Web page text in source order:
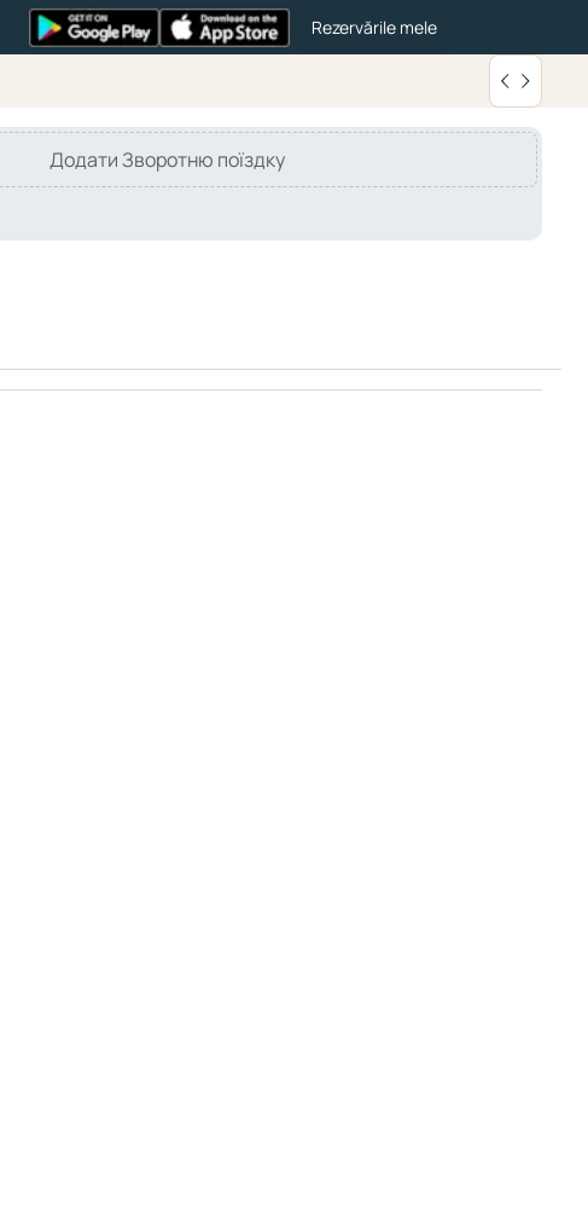
Rezervările mele
Додати Зворотню поїздку